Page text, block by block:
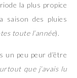
la plus propice
saison des pluies
toute l’année).
un peu peur d’être
que j’avais lu